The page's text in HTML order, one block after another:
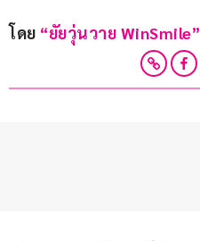
โดย “ยัยวุ่นวาย WinSmile”